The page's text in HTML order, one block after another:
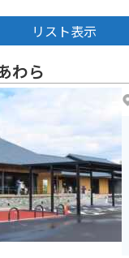
リスト表示
わら